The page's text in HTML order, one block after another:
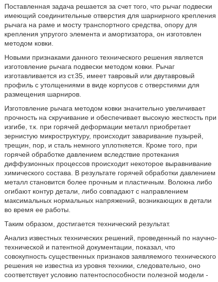
Поставленная задача решается за счет того, что рычаг подвески
имеющий соединительные отверстия для шарнирного крепления
рычага на раме и мосту транспортного средства, опору для
крепления упругого элемента и амортизатора, он изготовлен
методом ковки.
Новыми признаками данного технического решения является
изготовление рычага подвески методом ковки. Рычаг
изготавливается из ст.35, имеет тавровый или двутавровый
профиль с утолщениями в виде корпусов с отверстиями для
размещения шарниров.
Изготовление рычага методом ковки значительно увеличивает
прочность на скручивание и обеспечивает высокую жесткость при
изгибе, т.к. при горячей деформации металл приобретает
зернистую микроструктуру, происходит заваривание пузырей,
трещин, пор, и сталь немного уплотняется. Кроме того, при
горячей обработке давлением вследствие протекания
диффузионных процессов происходит некоторое выравнивание
химического состава. В результате горячей обработки давлением
металл становится более прочным и пластичным. Волокна либо
огибают контур детали, либо совпадают с направлением
максимальных нормальных напряжений, возникающих в детали
во время ее работы.
Таким образом, достигается технический результат.
Анализ известных технических решений, проведенный по научно-
технической и патентной документации, показал, что
совокупность существенных признаков заявляемого технического
решения не известна из уровня техники, следовательно, оно
соответствует условию патентоспособности полезной модели -